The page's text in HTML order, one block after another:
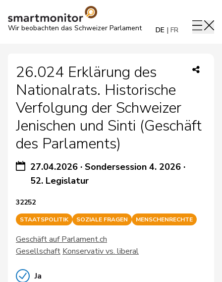
Wir beobachten das Schweizer Parlament DE FR
26.024 Erklärung des
Nationalrats. Historische
Verfolgung der Schweizer
Jenischen und Sinti (Geschäft
des Parlaments)
27.04.2026 ·Sondersession 4. 2026 ·
52. Legislatur
32252
STAATSPOLITIK SOZIALE FRAGEN MENSCHENRECHTE
Geschäft auf Parlament.ch
Gesellschaft Konservativ vs. liberal
Ja